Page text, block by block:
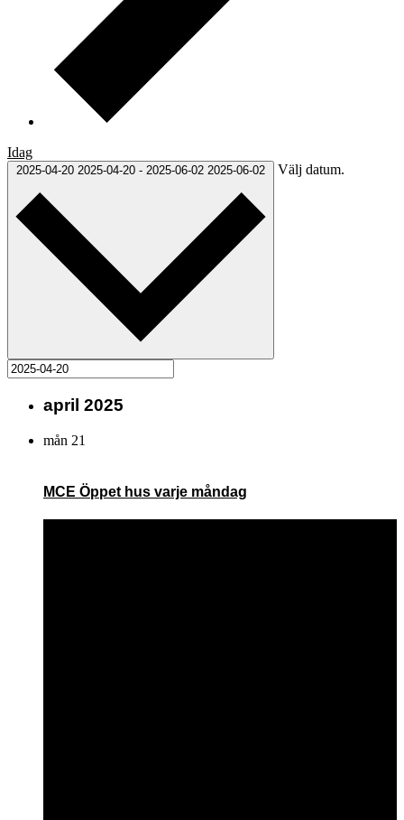
Idag
2025-04-20 2025-04-20 - 2025-06-02 2025-06-02 Välj datum.
april 2025
mån 21
MCE Öppet hus varje måndag